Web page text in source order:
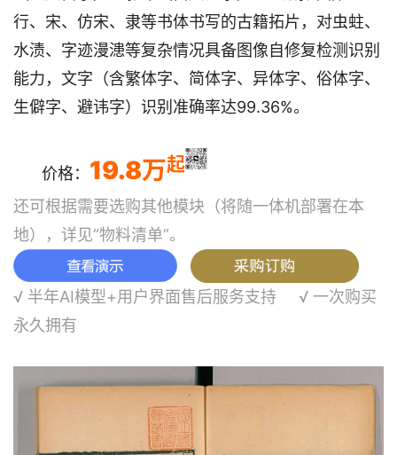
行、宋、仿宋、隶等书体书写的古籍拓片，对虫蛀、
水渍、字迹漫漶等复杂情况具备图像自修复检测识别
能力，文字（含繁体字、简体字、异体字、俗体字、
生僻字、避讳字）识别准确率达99.36%。
价格： 19.8万起
还可根据需要选购其他模块（将随一体机部署在本
地），详见“物料清单”。
√ 半年AI模型+用户界面售后服务支持 √ 一次购买
永久拥有